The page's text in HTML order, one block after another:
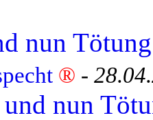
nun
® -
und nun